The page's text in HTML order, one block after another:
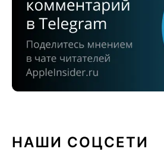
НАШИ СОЦСЕТИ